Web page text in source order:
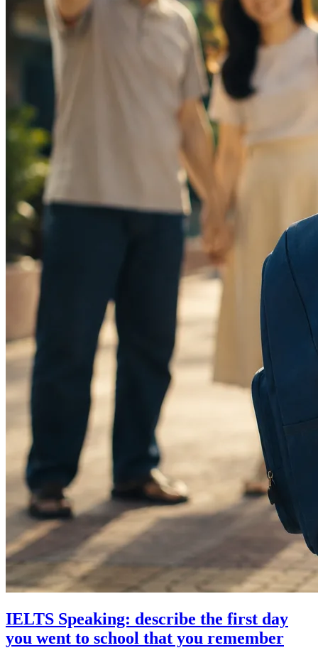
IELTS Speaking: describe the first day
you went to school that you remember